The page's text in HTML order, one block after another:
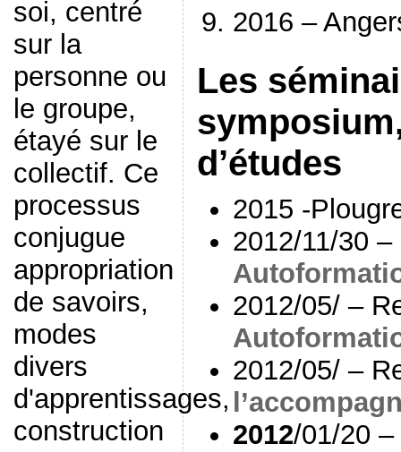
soi, centré
sur la
personne ou
le groupe,
étayé sur le
collectif. Ce
processus
conjugue
appropriation
de savoirs,
modes
divers
d'apprentissages,
construction
2016 –
Les
d’études
2015 -
2012/11/30
2012/05/ –
2012/05/ –
2012/01/20